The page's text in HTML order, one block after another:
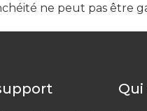
ne peut pas être